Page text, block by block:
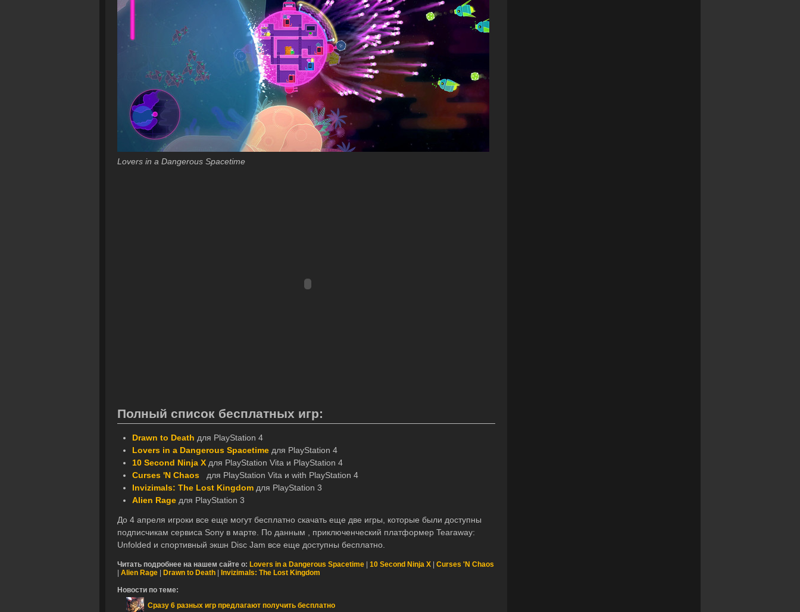
Lovers in a Dangerous Spacetime
Полный список бесплатных игр:
Drawn to Death для PlayStation 4
Lovers in a Dangerous Spacetime для PlayStation 4
10 Second Ninja X для PlayStation Vita и PlayStation 4
Curses 'N Chaos для PlayStation Vita и with PlayStation 4
Invizimals: The Lost Kingdom для PlayStation 3
Alien Rage для PlayStation 3
До 4 апреля игроки все еще могут бесплатно скачать еще две игры, которые были доступны
подписчикам сервиса Sony в марте. По данным , приключенческий платформер Tearaway:
Unfolded и спортивный экшн Disc Jam все еще доступны бесплатно.
Читать подробнее на нашем сайте о: Lovers in a Dangerous Spacetime 10 Second Ninja X
Curses 'N Chaos
Alien Rage Drawn to Death Invizimals: The Lost Kingdom
Новости по теме:
Сразу 6 разных игр предлагают получить бесплатно